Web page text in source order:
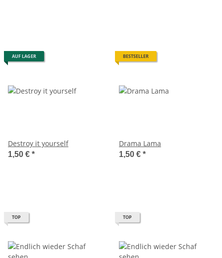
AUF LAGER
Destroy it yourself
1,50 € *
BESTSELLER
Drama Lama
1,50 € *
TOP TOP